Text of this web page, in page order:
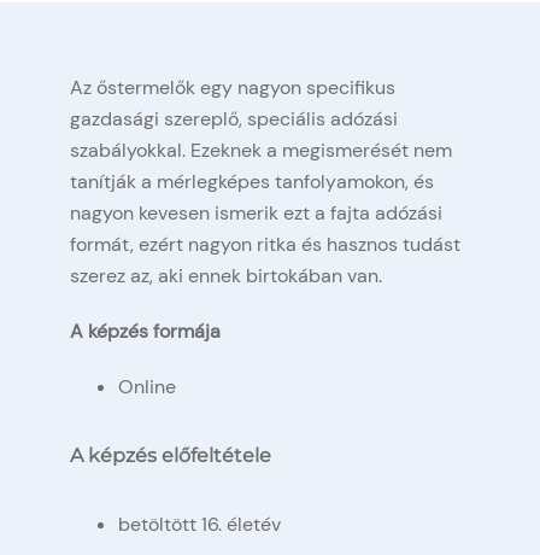
Az őstermelők egy nagyon specifikus
gazdasági szereplő, speciális adózási
szabályokkal. Ezeknek a megismerését nem
tanítják a mérlegképes tanfolyamokon, és
nagyon kevesen ismerik ezt a fajta adózási
formát, ezért nagyon ritka és hasznos tudást
szerez az, aki ennek birtokában van.
A képzés formája
Online
A képzés előfeltétele
betöltött 16. életév